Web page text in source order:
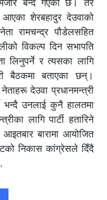
आएका शेरबहादुर देउवाको
रामचन्द्र पौडेलसहित
विकल्प दिन सभापति
लिनुपर्ने र त्यसका लागि
बैठकमा बताएका छन्।
देउवा प्रधानमन्त्री
भन्दै उनलाई कुनै हालतमा
लागि पार्टी हतारिने
बारामा आयोजित
निकास कांग्रेसले दिँदै